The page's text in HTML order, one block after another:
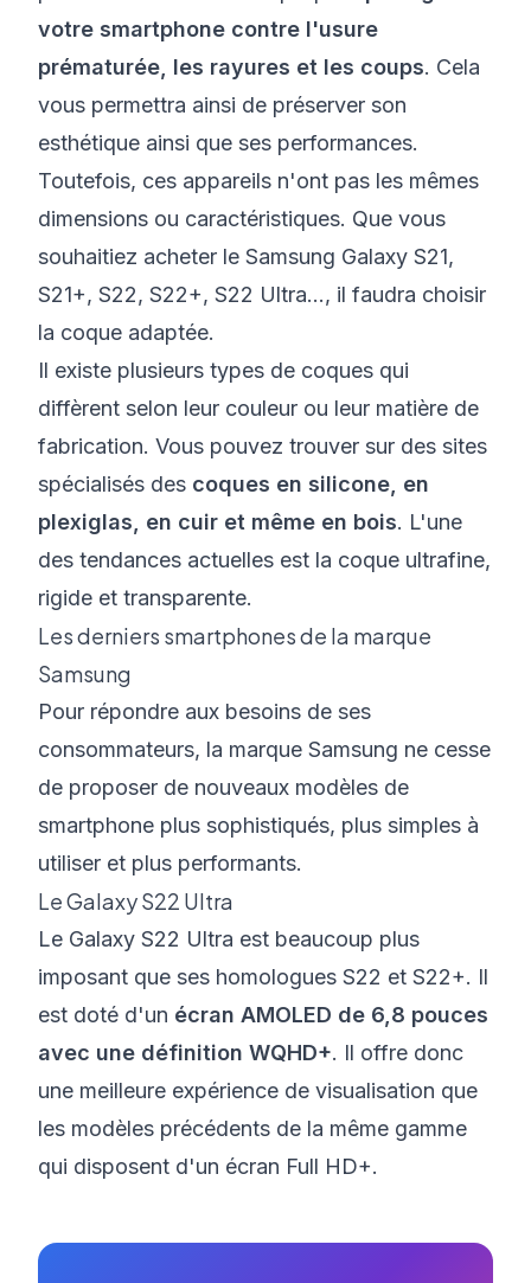
votre smartphone contre l'usure
prématurée, les rayures et les coups. Cela
vous permettra ainsi de préserver son
esthétique ainsi que ses performances.
Toutefois, ces appareils n'ont pas les mêmes
dimensions ou caractéristiques. Que vous
souhaitiez acheter le Samsung Galaxy S21,
S21+, S22, S22+, S22 Ultra…, il faudra choisir
la coque adaptée.
Il existe plusieurs types de coques qui
diffèrent selon leur couleur ou leur matière de
fabrication. Vous pouvez trouver sur des sites
spécialisés des coques en silicone, en
plexiglas, en cuir et même en bois. L'une
des tendances actuelles est la coque ultrafine,
rigide et transparente.
Les derniers smartphones de la marque
Samsung
Pour répondre aux besoins de ses
consommateurs, la marque Samsung ne cesse
de proposer de nouveaux modèles de
smartphone plus sophistiqués, plus simples à
utiliser et plus performants.
Le Galaxy S22 Ultra
Le Galaxy S22 Ultra est beaucoup plus
imposant que ses homologues S22 et S22+. Il
est doté d'un écran AMOLED de 6,8 pouces
avec une définition WQHD+. Il offre donc
une meilleure expérience de visualisation que
les modèles précédents de la même gamme
qui disposent d'un écran Full HD+.